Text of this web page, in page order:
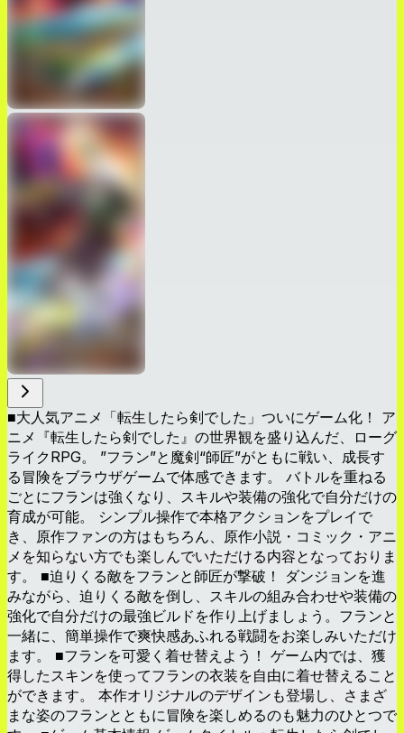
■大人気アニメ「転生したら剣でした」ついにゲーム化！ ア
ニメ『転生したら剣でした』の世界観を盛り込んだ、ローグ
ライクRPG。 ”フラン”と魔剣“師匠”がともに戦い、成長す
る冒険をブラウザゲームで体感できます。 バトルを重ねる
ごとにフランは強くなり、スキルや装備の強化で自分だけの
育成が可能。 シンプル操作で本格アクションをプレイで
き、原作ファンの方はもちろん、原作小説・コミック・アニ
メを知らない方でも楽しんでいただける内容となっておりま
す。 ■迫りくる敵をフランと師匠が撃破！ ダンジョンを進
みながら、迫りくる敵を倒し、スキルの組み合わせや装備の
強化で自分だけの最強ビルドを作り上げましょう。フランと
一緒に、簡単操作で爽快感あふれる戦闘をお楽しみいただけ
ます。 ■フランを可愛く着せ替えよう！ ゲーム内では、獲
得したスキンを使ってフランの衣装を自由に着せ替えること
ができます。 本作オリジナルのデザインも登場し、さまざ
まな姿のフランとともに冒険を楽しめるのも魅力のひとつで